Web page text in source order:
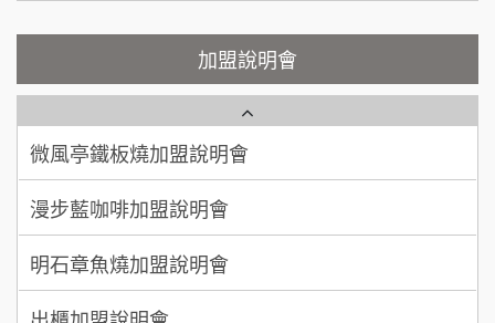
顏 先生/小姐 台北市
廖 先生/小姐 高雄市
加盟預算
【曉妍美妝】誠徵行政櫃檯
自助洗衣店誠徵代洗收送人員(台中市)
MUSHEN徵SPA美容芳療師
日十。早午食加盟說明會
加盟說明會
鮮茶道加盟說明會
微風亭鐵板燒加盟說明會
漫步藍咖啡加盟說明會
明石章魚燒加盟說明會
出櫃加盟說明會